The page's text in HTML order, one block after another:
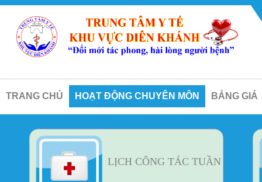
TRANG CHỦ HOẠT ĐỘNG CHUYÊN MÔN BẢNG GIÁ
LỊCH CÔNG TÁC TUẦN